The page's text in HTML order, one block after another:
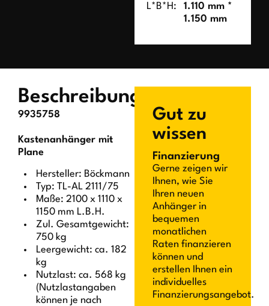
L*B*H:
1.110 mm *
1.150 mm
Beschreibung
9935758
Kastenanhänger mit
Plane
Hersteller: Böckmann
Typ: TL-AL 2111/75
Maße: 2100 x 1110 x
1150 mm L.B.H.
Zul. Gesamtgewicht:
750 kg
Leergewicht: ca. 182
kg
Nutzlast: ca. 568 kg
(Nutzlastangaben
können je nach
Gut zu
wissen
Finanzierung
Gerne zeigen wir
Ihnen, wie Sie
Ihren neuen
Anhänger in
bequemen
monatlichen
Raten finanzieren
können und
erstellen Ihnen ein
individuelles
Finanzierungsangebot.